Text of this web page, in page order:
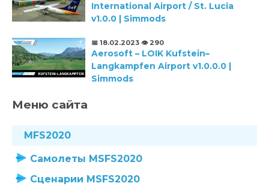
International Airport / St. Lucia
v1.0.0 | Simmods
📅 18.02.2023 👁️ 290
Aerosoft – LOIK Kufstein–
Langkampfen Airport v1.0.0.0 |
Simmods
Меню сайта
MFS2020
Самолеты MSFS2020
Сценарии MSFS2020